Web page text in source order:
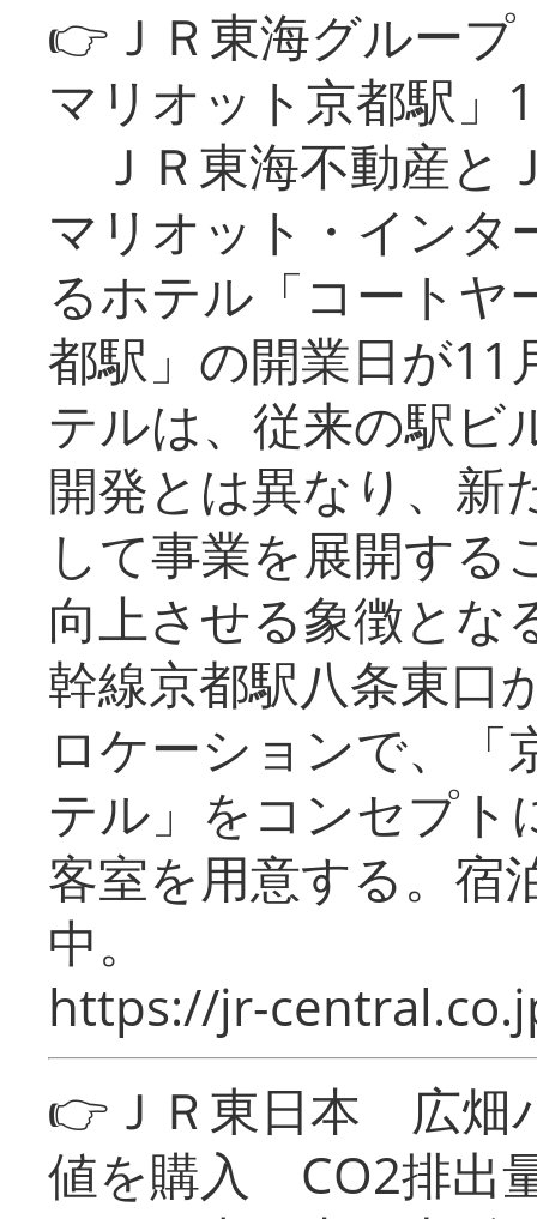
👉ＪＲ東海グルー
マリオット京都駅」
ＪＲ東海不動産と
マリオット・インタ
るホテル「コートヤ
都駅」の開業日が11
テルは、従来の駅ビ
開発とは異なり、新
して事業を展開する
向上させる象徴とな
幹線京都駅八条東口
ロケーションで、「
テル」をコンセプト
客室を用意する。宿
中。
https://jr-
👉ＪＲ東日本 広畑
値を購入 CO2排出